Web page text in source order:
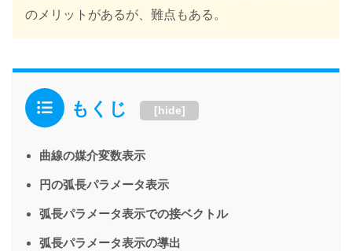
のメリットがあるが、難点もある。
もくじ [hide]
曲線の媒介変数表示
円の弧長パラメータ表示
弧長パラメータ表示での接ベクトル
弧長パラメータ表示の導出